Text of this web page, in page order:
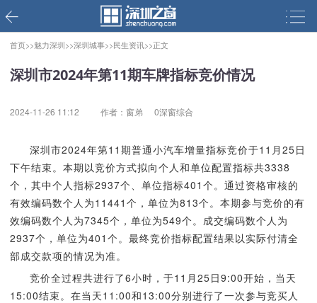
首页>>魅力深圳>>深圳城事>>民生资讯>>正文
深圳市2024年第11期车牌指标竞价情况
2024-11-26 11:12 作者：窗弟 0深窗综合
深圳市2024年第11期普通小汽车增量指标竞价于11月25日
下午结束。本期以竞价方式拟向个人和单位配置指标共3338
个，其中个人指标2937个、单位指标401个。通过资格审核的
有效编码数个人为11441个，单位为813个。本期参与竞价的有
效编码数个人为7345个，单位为549个。成交编码数个人为
2937个，单位为401个。最终竞价指标配置结果以实际付清全
部成交款项的情况为准。
竞价全过程共进行了6小时，于11月25日9:00开始，当天
15:00结束。在当天11:00和13:00分别进行了一次参与竞买人